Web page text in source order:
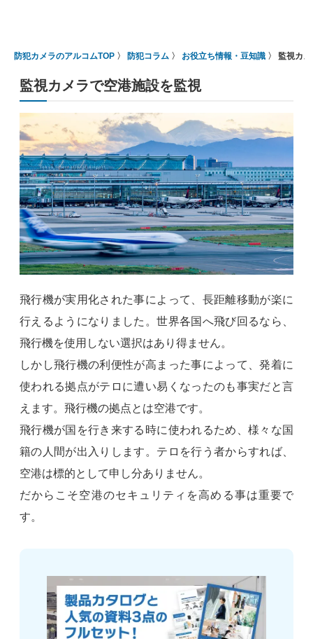
防犯カメラのアルコムTOP 防犯コラム お役立ち情報・豆知識 監視カ
監視カメラで空港施設を監視
飛行機が実用化された事によって、長距離移動が楽に
行えるようになりました。世界各国へ飛び回るなら、
飛行機を使用しない選択はあり得ません。
しかし飛行機の利便性が高まった事によって、発着に
使われる拠点がテロに遭い易くなったのも事実だと言
えます。飛行機の拠点とは空港です。
飛行機が国を行き来する時に使われるため、様々な国
籍の人間が出入りします。テロを行う者からすれば、
空港は標的として申し分ありません。
だからこそ空港のセキュリティを高める事は重要で
す。